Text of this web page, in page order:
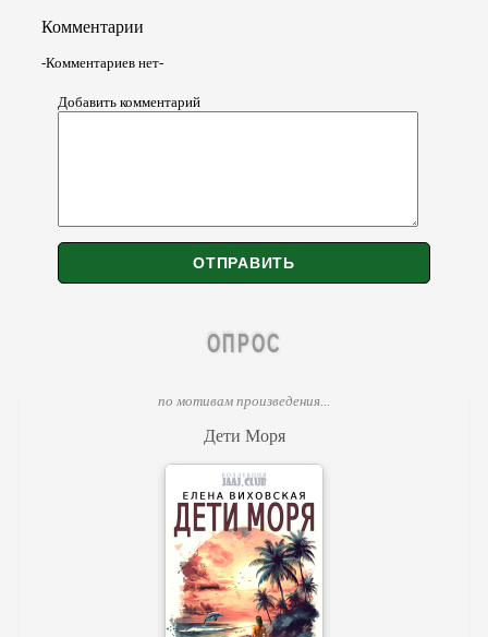
Комментарии
-Комментариев нет-
Добавить комментарий
ОПРОС
по мотивам произведения...
Дети Моря